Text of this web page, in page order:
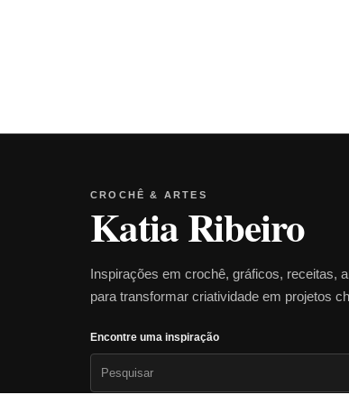
CROCHÊ & ARTES
Katia Ribeiro
Inspirações em crochê, gráficos, receitas,
para transformar criatividade em projetos
Encontre uma inspiração